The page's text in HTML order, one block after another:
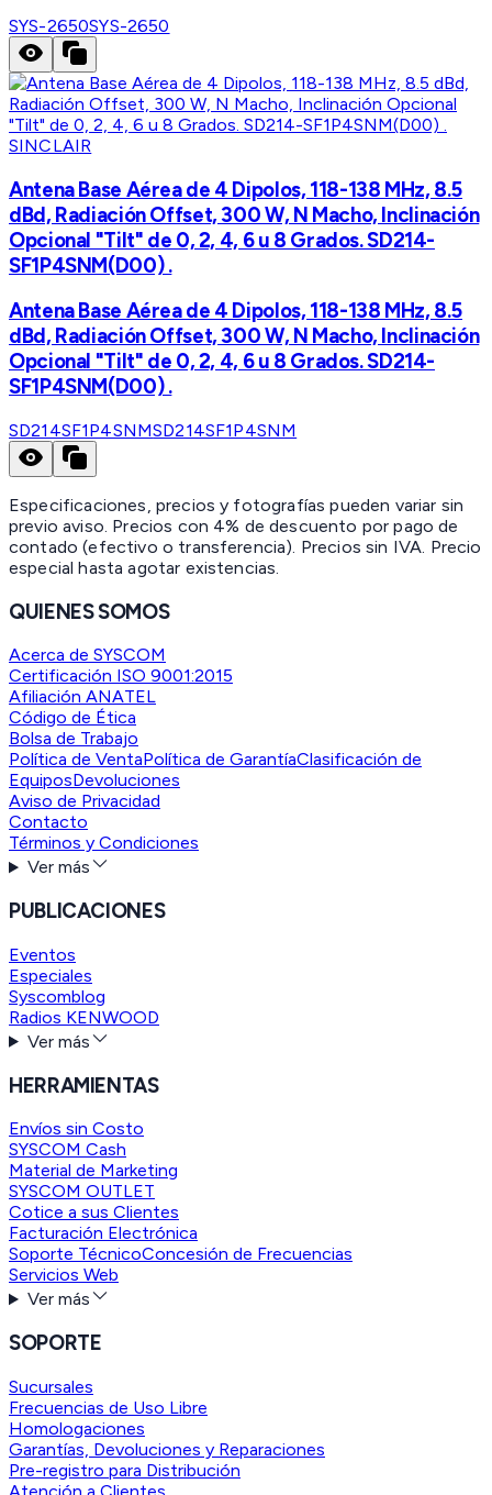
SYS-2650SYS-2650
SINCLAIR
Antena Base Aérea de 4 Dipolos, 118-138 MHz, 8.5
dBd, Radiación Offset, 300 W, N Macho, Inclinación
Opcional "Tilt" de 0, 2, 4, 6 u 8 Grados. SD214-
SF1P4SNM(D00) .
Antena Base Aérea de 4 Dipolos, 118-138 MHz, 8.5
dBd, Radiación Offset, 300 W, N Macho, Inclinación
Opcional "Tilt" de 0, 2, 4, 6 u 8 Grados. SD214-
SF1P4SNM(D00) .
SD214SF1P4SNMSD214SF1P4SNM
Especificaciones, precios y fotografías pueden variar sin
previo aviso. Precios con 4% de descuento por pago de
contado (efectivo o transferencia). Precios sin IVA. Precio
especial hasta agotar existencias.
QUIENES SOMOS
Acerca de SYSCOM
Certificación ISO 9001:2015
Afiliación ANATEL
Código de Ética
Bolsa de Trabajo
Política de VentaPolítica de GarantíaClasificación de
EquiposDevoluciones
Aviso de Privacidad
Contacto
Términos y Condiciones
Ver más
PUBLICACIONES
Eventos
Especiales
Syscomblog
Radios KENWOOD
Ver más
HERRAMIENTAS
Envíos sin Costo
SYSCOM Cash
Material de Marketing
SYSCOM OUTLET
Cotice a sus Clientes
Facturación Electrónica
Soporte TécnicoConcesión de Frecuencias
Servicios Web
Ver más
SOPORTE
Sucursales
Frecuencias de Uso Libre
Homologaciones
Garantías, Devoluciones y Reparaciones
Pre-registro para Distribución
Atención a Clientes